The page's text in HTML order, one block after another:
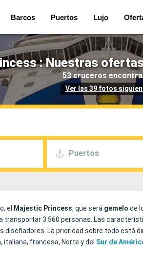
Barcos Puertos Lujo
: Nuestras
53 cruceros
Ver las 39 fotos
Puertos
el Majestic Princess, que será gemelo de
transportar 3.560 personas. Las
La prioridad sobre todo está
francesa, Norte y del Sur de